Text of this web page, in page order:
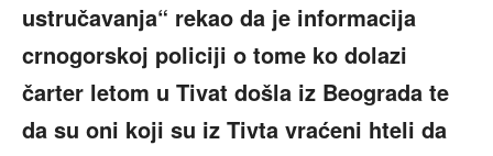
ustručavanja“ rekao da je informacija
crnogorskoj policiji o tome ko dolazi
čarter letom u Tivat došla iz Beograda te
da su oni koji su iz Tivta vraćeni hteli da